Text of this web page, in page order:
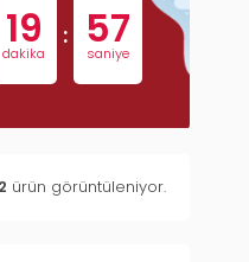
19
dakika 56
saniye
ürün görüntüleniyor.